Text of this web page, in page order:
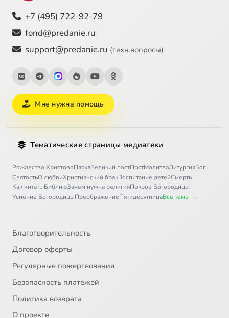
+7 (495) 722-92-79
fond@predanie.ru
support@predanie.ru (техн.вопросы)
Мне нужна помощь
Тематические страницы медиатеки
Рождество ХристовоПасхаВеликий постПостМолитваЛитургияБог
СвятостьО любвиХристианский бракВоспитание детейСмерть
Как читать БиблиюЗачем нужна религияПокров Богородицы
Успение БогородицыПреображениеПятидесятницаВсе темы →
Благотворительность
Договор оферты
Регулярные пожертвования
Безопасность платежей
Политика возврата
О проекте